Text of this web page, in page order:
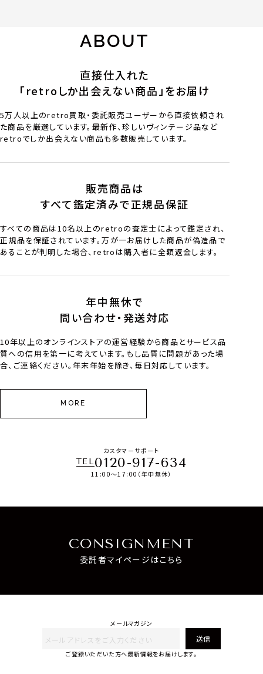
ABOUT
直接仕入れた
「retroしか出会えない商品」をお届け
5万人以上のretro買取・委託販売ユーザーから直接依頼され
た商品を厳選しています。最新作、珍しいヴィンテージ品など
retroでしか出会えない商品も多数販売しています。
販売商品は
すべて鑑定済みで正規品保証
すべての商品は10名以上のretroの査定士によって鑑定され、
正規品を保証されています。万が一お届けした商品が偽造品で
あることが判明した場合、retroは購入者に全額返金します。
年中無休で
問い合わせ・発送対応
10年以上のオンラインストアの運営経験から商品とサービス品
質への信用を第一に考えています。もし品質に問題があった場
合、ご連絡ください。年末年始を除き、毎日対応しています。
MORE
カスタマーサポート
TEL0120-917-634
11:00～17:00（年中無休）
CONSIGNMENT
委託者マイページはこちら
メールマガジン
送信
ご登録いただいた方へ最新情報をお届けします。